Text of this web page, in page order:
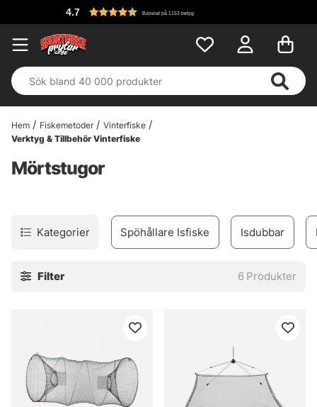
4.7 Baserat på 1153 betyg
Hem Fiskemetoder
Vinterfiske
Verktyg & Tillbehör Vinterfiske
Mörtstugor
Kategorier Spöhållare Isfiske Isdubbar
Filter 6 Produkter